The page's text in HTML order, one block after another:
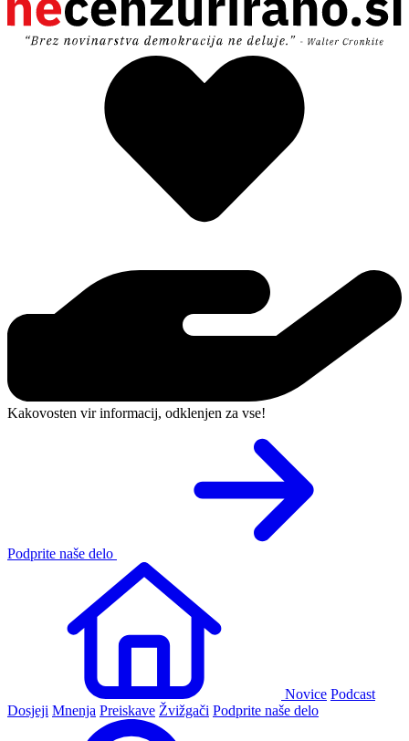
Kakovosten vir informacij, odklenjen za vse!
Podprite naše delo
Novice Podcast
Dosjeji Mnenja Preiskave Žvižgači Podprite naše delo